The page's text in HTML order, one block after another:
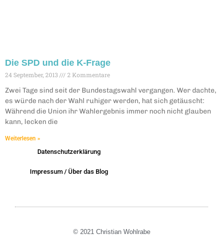
Die SPD und die K-Frage
24 September, 2013 2 Kommentare
Zwei Tage sind seit der Bundestagswahl vergangen. Wer dachte,
es würde nach der Wahl ruhiger werden, hat sich getäuscht:
Während die Union ihr Wahlergebnis immer noch nicht glauben
kann, lecken die
Weiterlesen »
Datenschutzerklärung
Impressum / Über das Blog
© 2021 Christian Wohlrabe